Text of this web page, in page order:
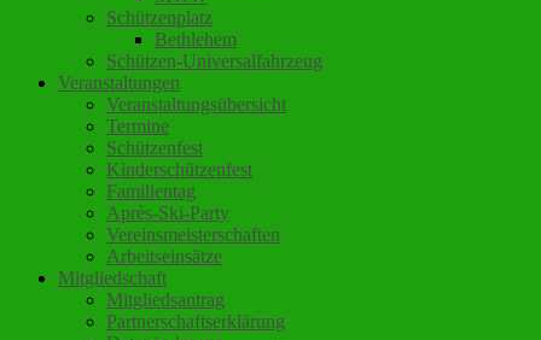
Schützenplatz
Bethlehem
Schützen-Universalfahrzeug
Veranstaltungen
Veranstaltungsübersicht
Termine
Schützenfest
Kinderschützenfest
Familientag
Après-Ski-Party
Vereinsmeisterschaften
Arbeitseinsätze
Mitgliedschaft
Mitgliedsantrag
Partnerschaftserklärung